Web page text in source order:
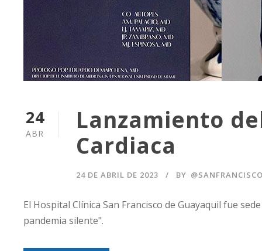
24
ABR
Lanzamiento
Cardiaca
24 DE ABRIL DE 2023 BY @SANFRANCISCO
El Hospital Clínica San Francisco de Guayaquil fue
pandemia silente".